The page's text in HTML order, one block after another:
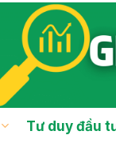
Tư duy đầu